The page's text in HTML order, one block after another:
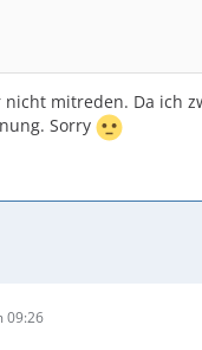
mitreden. Da ich
Sorry
09:26